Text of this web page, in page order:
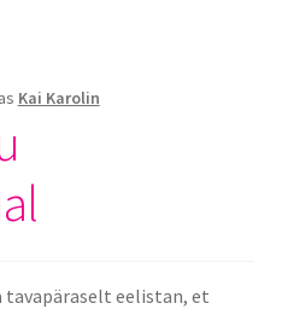
Kai Karolin
tavapäraselt eelistan, et